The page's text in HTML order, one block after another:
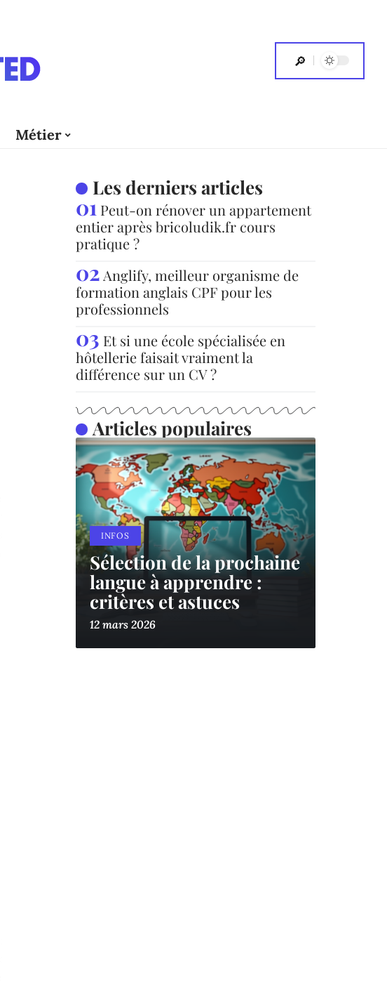
Métier
Les derniers articles
Peut-on rénover un appartement
entier après bricoludik.fr cours
pratique ?
Anglify, meilleur organisme de
formation anglais CPF pour les
professionnels
Et si une école spécialisée en
hôtellerie faisait vraiment la
différence sur un CV ?
Articles populaires
INFOS
Sélection de la prochaine
langue à apprendre :
critères et astuces
12 mars 2026